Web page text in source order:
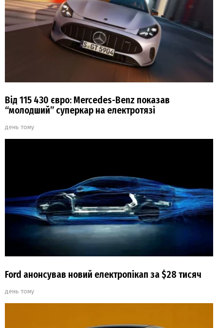
Від 115 430 євро: Mercedes-Benz показав
“молодший” суперкар на електротязі
день тому
Ford анонсував новий електропікап за $28 тисяч
день тому